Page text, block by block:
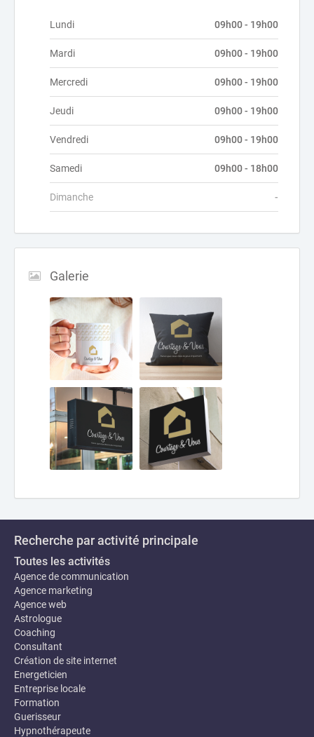
Lundi 09h00 - 19h00
Mardi 09h00 - 19h00
Mercredi 09h00 - 19h00
Jeudi 09h00 - 19h00
Vendredi 09h00 - 19h00
Samedi 09h00 - 18h00
Dimanche -
Galerie
Recherche par activité principale
Toutes les activités
Agence de communication
Agence marketing
Agence web
Astrologue
Coaching
Consultant
Création de site internet
Energeticien
Entreprise locale
Formation
Guerisseur
Hypnothérapeute